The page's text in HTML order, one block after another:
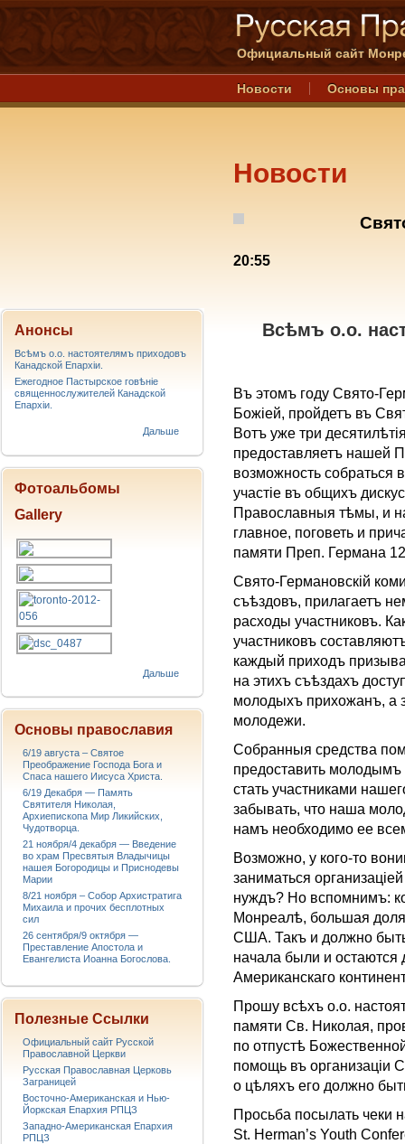
Официальный сайт
Новости Основы
Новости
20:55
Всѣмъ o.o.
Въ этомъ году Свято-
Божiей, пройдетъ въ
Вотъ уже три
предоставляетъ нашей
возможность собраться
участiе въ общихъ
Православныя тѣмы, и
главное, поговеть и
памяти Прeп. Германа
Свято-Германовскiй
съѣздовъ, прилагаетъ
расходы участниковъ.
участниковъ
каждый приходъ
на этихъ съѣздахъ
молодыхъ прихожанъ, а
молодежи.
Собранныя средства
предоставить
стать участниками
забывать, что наша
намъ необходимо ее
Возможно, у кого-то
заниматься
нуждъ? Но вспомнимъ:
Монреалѣ, большая
США. Такъ и должно
начала были и
Американскаго
Прошу всѣхъ о.о.
памяти Св. Николая,
по отпустѣ
помощь въ организацiи
о цѣляхъ его должно
Просьба посылать чеки
St. Herman’s Youth
Анонсы
Всѣмъ о.о. настоятелямъ приходовъ
Канадской Епархiи.
Ежегодное Пастырское говѣніе
священнослужителей Канадской
Епархіи.
Дальше
Фотоальбомы
Gallery
Дальше
Основы православия
6/19 августа – Святое
Преображение Господа Бога и
Спаса нашего Иисуса Христа.
6/19 Декабря — Память
Святителя Николая,
Архиепископа Мир Ликийских,
Чудотворца.
21 ноября/4 декабря — Введение
во храм Пресвятыя Владычицы
нашея Богородицы и Приснодевы
Марии
8/21 ноября – Собор Архистратига
Михаила и прочих бесплотных
сил
26 сентября/9 октября —
Преставление Апостола и
Евангелиста Иоанна Богослова.
Полезные Ссылки
Официальный сайт Русской
Православной Церкви
Русская Православная Церковь
Заграницей
Восточно-Американская и Нью-
Йоркская Епархия РПЦЗ
Западно-Американская Епархия
РПЦЗ